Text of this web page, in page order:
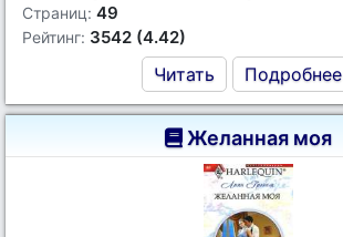
Страниц: 49
Рейтинг: 3542 (4.42)
Читать Подробнее
Желанная моя